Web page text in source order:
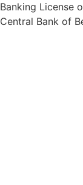
Banking License
Central Bank of